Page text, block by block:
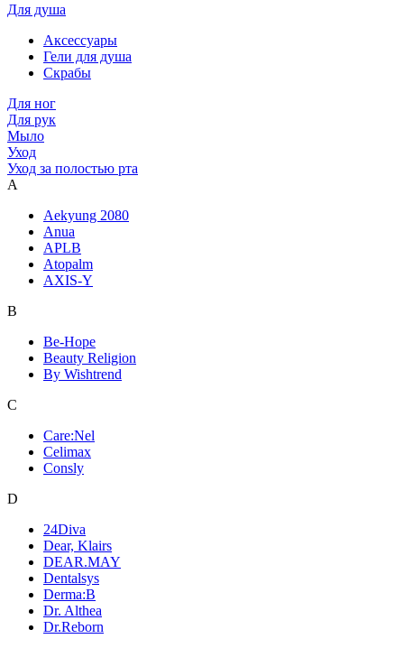
Для душа
Аксессуары
Гели для душа
Скрабы
Для ног
Для рук
Мыло
Уход
Уход за полостью рта
A
Aekyung 2080
Anua
APLB
Atopalm
AXIS-Y
B
Be-Hope
Beauty Religion
By Wishtrend
C
Care:Nel
Celimax
Consly
D
24Diva
Dear, Klairs
DEAR.MAY
Dentalsys
Derma:B
Dr. Althea
Dr.Reborn